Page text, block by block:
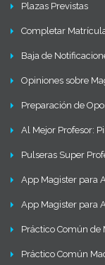
Plazas Previstas
Completar
Baja de
Opiniones sobre
Preparación de
Al Mejor Profesor:
Pulseras Super
App Magister para
App Magister para
Práctico Común de
Práctico Común